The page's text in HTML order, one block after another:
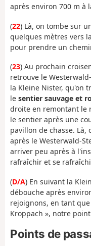
après environ 700 m à
(22) Là, on tombe sur
quelques mètres vers
pour prendre un
(23) Au prochain
retrouve le
la Kleine Nister, qu'on
le sentier sauvage et
droite en remontant le
le sentier après une
pavillon de chasse.
après le Westerwald-
arriver peu après à
rafraîchir et se
(D/A) En suivant la
débouche après
rejoignons, en tant
Kroppach », notre
Points de